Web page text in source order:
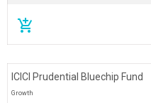
add_shopping_cart
ICICI Prudential Bluechip Fund
Growth